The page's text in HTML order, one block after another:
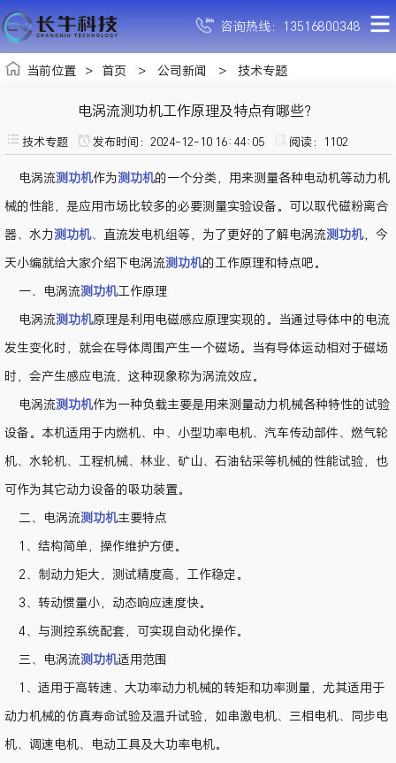
咨询热线：13516800348
当前位置 > 首页 > 公司新闻 > 技术专题
电涡流测功机工作原理及特点有哪些？
技术专题 发布时间：2024-12-10 16:44:05 阅读： 1102
电涡流测功机作为测功机的一个分类，用来测量各种电动机等动力机
械的性能，是应用市场比较多的必要测量实验设备。可以取代磁粉离合
器、水力测功机、直流发电机组等，为了更好的了解电涡流测功机，今
天小编就给大家介绍下电涡流测功机的工作原理和特点吧。
一、电涡流测功机工作原理
电涡流测功机原理是利用电磁感应原理实现的。当通过导体中的电流
发生变化时，就会在导体周围产生一个磁场。当有导体运动相对于磁场
时，会产生感应电流，这种现象称为涡流效应。
电涡流测功机作为一种负载主要是用来测量动力机械各种特性的试验
设备。本机适用于内燃机、中、小型功率电机、汽车传动部件、燃气轮
机、水轮机、工程机械、林业、矿山、石油钻采等机械的性能试验，也
可作为其它动力设备的吸功装置。
二、电涡流测功机主要特点
1、结构简单，操作维护方便。
2、制动力矩大，测试精度高，工作稳定。
3、转动惯量小，动态响应速度快。
4、与测控系统配套，可实现自动化操作。
三、电涡流测功机适用范围
1、适用于高转速、大功率动力机械的转矩和功率测量，尤其适用于
动力机械的仿真寿命试验及温升试验，如串激电机、三相电机、同步电
机、调速电机、电动工具及大功率电机。